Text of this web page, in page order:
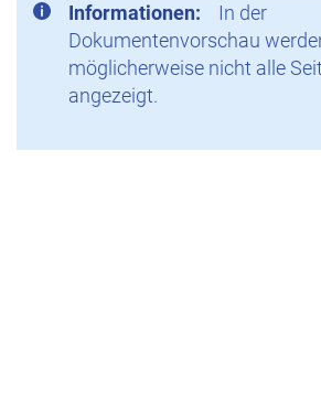
Informationen:
In der
Dokumentenvorschau
möglicherweise nicht alle
angezeigt.